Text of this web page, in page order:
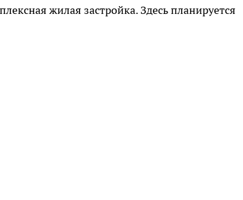
жилая застройка. Здесь планируется